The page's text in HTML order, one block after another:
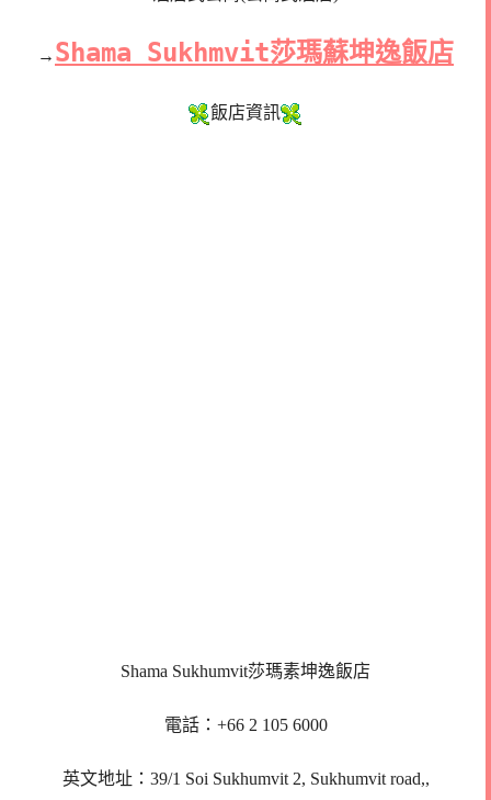
→ Shama Sukhmvit莎瑪蘇坤逸飯店
飯店資訊
Shama Sukhumvit莎瑪素坤逸飯店
電話：+66 2 105 6000
英文地址：39/1 Soi Sukhumvit 2, Sukhumvit road,,